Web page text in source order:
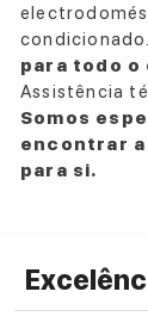
condicionado.
para todo
Assistência
Somos
encontrar
para si.